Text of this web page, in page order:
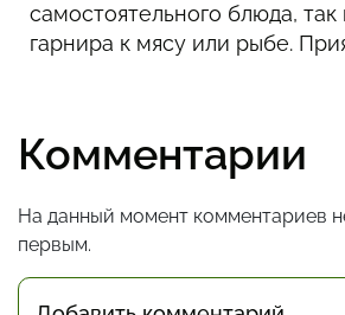
самостоятельного блюда, так
гарнира к мясу или рыбе.
Комментарии
На данный момент комментариев
первым.